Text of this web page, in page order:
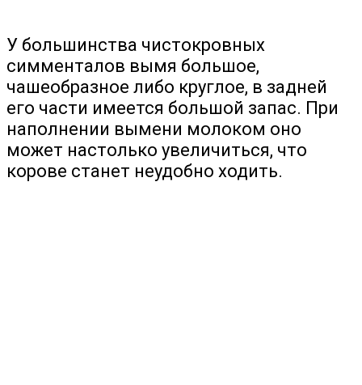
У большинства чистокровных
симменталов вымя большое,
чашеобразное либо круглое, в задней
его части имеется большой запас. При
наполнении вымени молоком оно
может настолько увеличиться, что
корове станет неудобно ходить.